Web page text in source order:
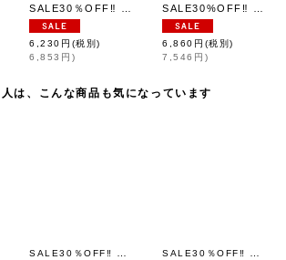
6,230 円 (税別)
6,853 円 )
6,860 円 (税別)
7,546 円 )
は、こんな商品も気になっています
[rosemunde